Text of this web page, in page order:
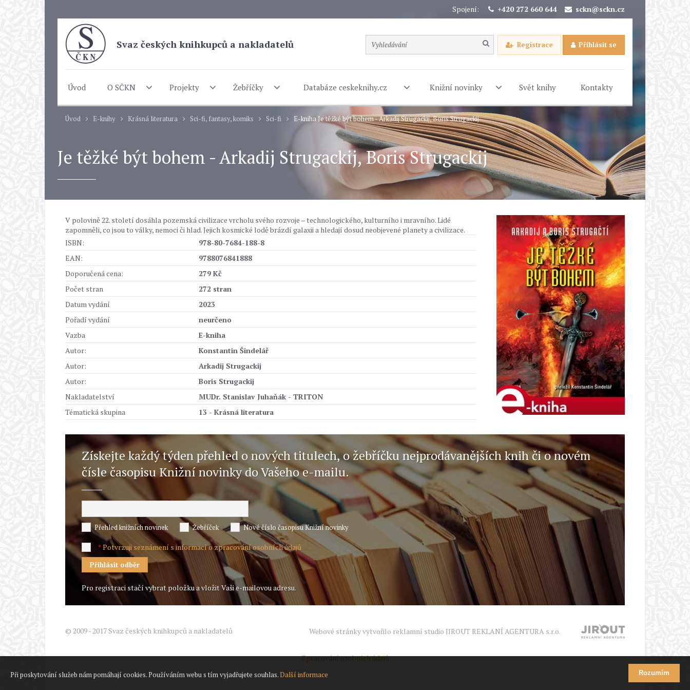
Spojení: +420 272 660 644 sckn@sckn.cz
Svaz českých knihkupců a nakladatelů Registrace Přihlásit se
Úvod O SČKN Projekty Žebříčky Databáze ceskeknihy.cz Knižní novinky Svět knihy Kontakty
Úvod E-knihy Krásná literatura Sci-fi, fantasy, komiks Sci-fi E-kniha Je těžké být bohem - Arkadij Strugackij, Boris Strugackij
Je těžké být bohem - Arkadij Strugackij, Boris Strugackij
V polovině 22. století dosáhla pozemská civilizace vrcholu svého rozvoje – technologického, kulturního i mravního. Lidé
zapomněli, co jsou to války, nemoci či hlad. Jejich kosmické lodě brázdí galaxii a hledají dosud neobjevené planety a civilizace.
ISBN:
978-80-7684-188-8
EAN:
9788076841888
Doporučená cena:
279 Kč
Počet stran
272 stran
Datum vydání
2023
Pořadí vydání
neurčeno
Vazba
E-kniha
Autor:
Konstantin Šindelář
Autor:
Arkadij Strugackij
Autor:
Boris Strugackij
Nakladatelství
MUDr. Stanislav Juhaňák - TRITON
Tématická skupina
13 - Krásná literatura
Získejte každý týden přehled o nových titulech, o žebříčku nejprodávanějších knih či o novém
čísle časopisu Knižní novinky do Vašeho e-mailu.
Přehled knižních novinek Žebříček Nové číslo časopisu Knižní novinky
*Potvrzuji seznámení s informací o zpracování osobních údajů
Pro registraci stačí vybrat položku a vložit Vaši e-mailovou adresu.
© 2009 - 2017 Svaz českých knihkupců a nakladatelů Webové stránky vytvořilo reklamní studio JIROUT REKLANÍ AGENTURA s.r.o.
Zpracování osobních údajů
Při poskytování služeb nám pomáhají cookies. Používáním webu s tím vyjadřujete souhlas.Další informace Rozumím